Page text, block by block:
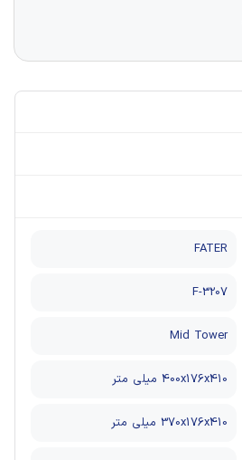
FATER
F-3207
Mid Tower
400x176x410 میلی متر
370x176x410 میلی متر